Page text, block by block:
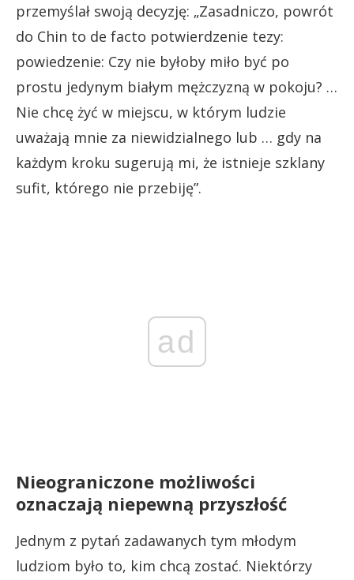
przemyślał swoją decyzję: „Zasadniczo, powrót
do Chin to de facto potwierdzenie tezy:
powiedzenie: Czy nie byłoby miło być po
prostu jedynym białym mężczyzną w pokoju? …
Nie chcę żyć w miejscu, w którym ludzie
uważają mnie za niewidzialnego lub … gdy na
każdym kroku sugerują mi, że istnieje szklany
sufit, którego nie przebiję”.
ad
Nieograniczone możliwości
oznaczają niepewną przyszłość
Jednym z pytań zadawanych tym młodym
ludziom było to, kim chcą zostać. Niektórzy